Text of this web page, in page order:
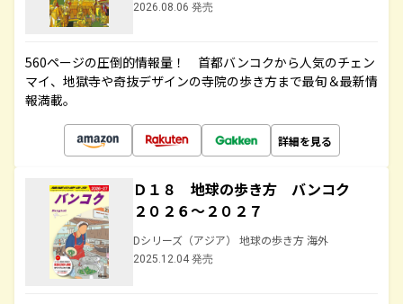
2026.08.06 発売
560ページの圧倒的情報量！ 首都バンコクから人気のチェン
マイ、地獄寺や奇抜デザインの寺院の歩き方まで最旬＆最新情
報満載。
詳細を見る
Ｄ１８ 地球の歩き方 バンコク
２０２６～２０２７
Dシリーズ（アジア） 地球の歩き方 海外
2025.12.04 発売